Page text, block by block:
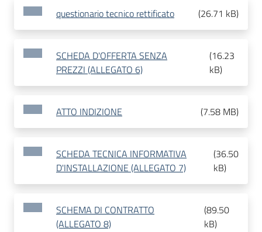
questionario tecnico rettificato (26.71 kB)
SCHEDA D'OFFERTA SENZA
PREZZI (ALLEGATO 6)
(16.23
kB)
ATTO INDIZIONE (7.58 MB)
SCHEDA TECNICA INFORMATIVA
D'INSTALLAZIONE (ALLEGATO 7)
(36.50
kB)
SCHEMA DI CONTRATTO
(ALLEGATO 8)
(89.50
kB)